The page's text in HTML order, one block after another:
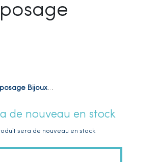
Bijoux…
de nouveau en stock
sera de nouveau en stock